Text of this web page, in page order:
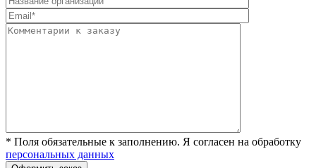
* Поля обязательные к заполнению. Я согласен на обработку
персональных данных